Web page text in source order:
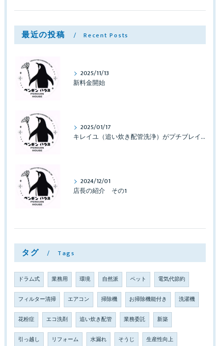
最近の投稿 Recent Posts
2025/11/13
新料金開始
2025/01/17
キレイユ（追い炊き配管洗浄）がプチブレイクしております
2024/12/01
店長の紹介 その1
タグ Tags
ドラム式 業務用 環境 自然派 ペット 電気代節約
フィルター清掃 エアコン 掃除機 お掃除機能付き 洗濯機
花粉症 エコ洗剤 追い炊き配管 業務委託 新築
引っ越し リフォーム 水漏れ そうじ 生産性向上